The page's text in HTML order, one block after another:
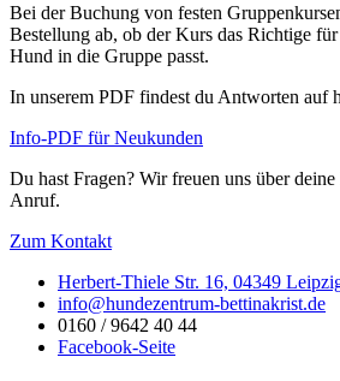
Bei der Buchung von festen
Bestellung ab, ob der Kurs das Richtige
Hund in die Gruppe passt.
In unserem PDF findest du Antworten auf
Info-PDF für Neukunden
Du hast Fragen? Wir freuen uns über
Anruf.
Zum Kontakt
Herbert-Thiele Str. 16, 04349
info@hundezentrum-bettinakrist.de
0160 / 9642 40 44
Facebook-Seite